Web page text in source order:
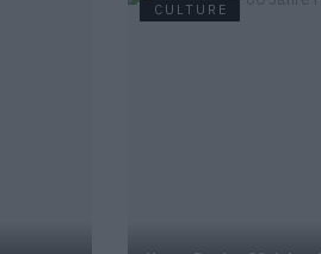
CULTURE